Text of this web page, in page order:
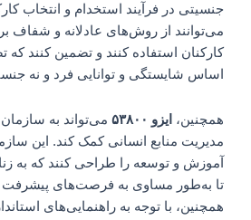
جنسیتی در فرآیند استخدام و انتخاب
می‌توانند از روش‌های عادلانه و شفاف
کارکنان استفاده کنند و تضمین کنند که
اساس شایستگی و توانایی فرد و نه
همچنین،ایزو ۵۳۸۰۰
می‌تواند به
مدیریت منابع انسانی کمک کند. این
آموزش و توسعه را طراحی کنند که به
تا به‌طور مساوی به فرصت‌های پیشرفت
همچنین، با توجه به راهنمایی‌های